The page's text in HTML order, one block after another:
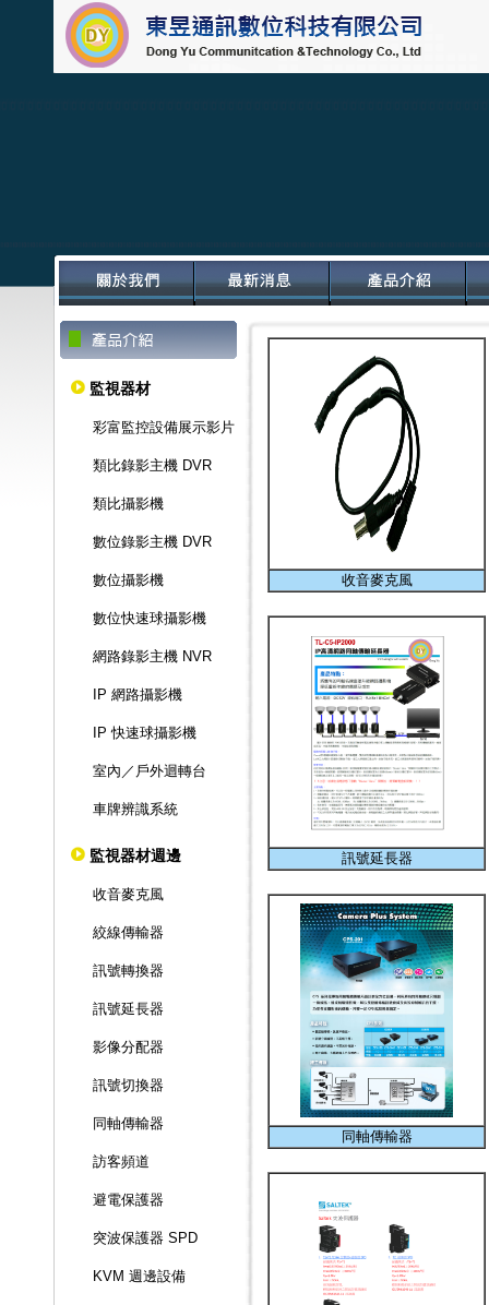
監視器材
彩富監控設備展示影片
類比錄影主機 DVR
類比攝影機
數位錄影主機 DVR
數位攝影機
數位快速球攝影機
網路錄影主機 NVR
IP 網路攝影機
IP 快速球攝影機
室內／戶外迴轉台
車牌辨識系統
監視器材週邊
收音麥克風
絞線傳輸器
訊號轉換器
訊號延長器
影像分配器
訊號切換器
同軸傳輸器
訪客頻道
避電保護器
突波保護器 SPD
KVM 週邊設備
收音麥克風
訊號延長器
同軸傳輸器